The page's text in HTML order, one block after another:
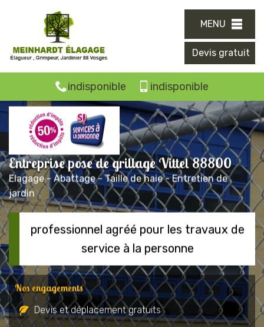
MENU
Devis gratuit
indisponible indisponible
Entreprise pose de grillage Vittel 88800
Elagage - Abattage - Taille de haie - Entretien de
jardin
professionnel agréé pour les travaux de
service à la personne
Nos engagements
Devis et déplacement gratuits